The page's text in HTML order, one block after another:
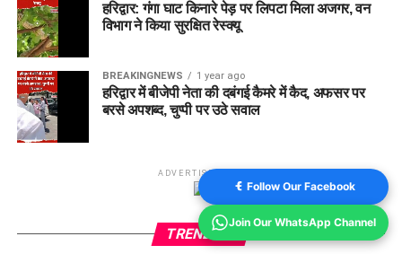
हरिद्वार: गंगा घाट किनारे पेड़ पर लिपटा मिला अजगर, वन
विभाग ने किया सुरक्षित रेस्क्यू
BREAKINGNEWS 1 year ago
हरिद्वार में बीजेपी नेता की दबंगई कैमरे में कैद, अफसर पर
बरसे अपशब्द, चुप्पी पर उठे सवाल
ADVERTISEMENT
TRENDING
Follow Our Facebook
Join Our WhatsApp Channel